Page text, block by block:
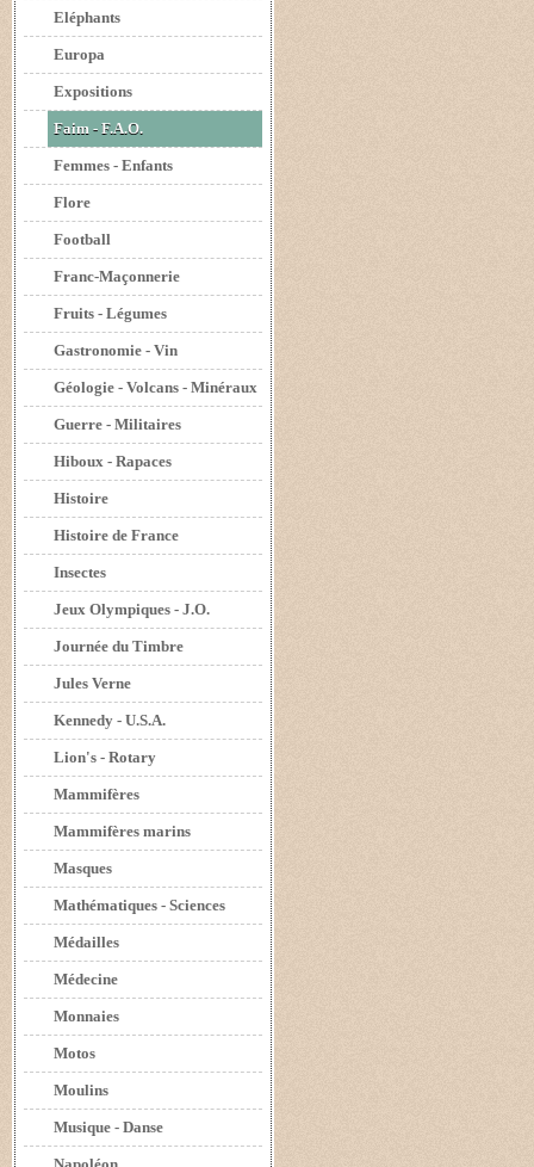
Eléphants
Europa
Expositions
Faim - F.A.O.
Femmes - Enfants
Flore
Football
Franc-Maçonnerie
Fruits - Légumes
Gastronomie - Vin
Géologie - Volcans - Minéraux
Guerre - Militaires
Hiboux - Rapaces
Histoire
Histoire de France
Insectes
Jeux Olympiques - J.O.
Journée du Timbre
Jules Verne
Kennedy - U.S.A.
Lion's - Rotary
Mammifères
Mammifères marins
Masques
Mathématiques - Sciences
Médailles
Médecine
Monnaies
Motos
Moulins
Musique - Danse